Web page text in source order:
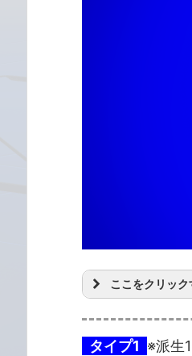
ここをクリッ
タイプ1 ※派生1